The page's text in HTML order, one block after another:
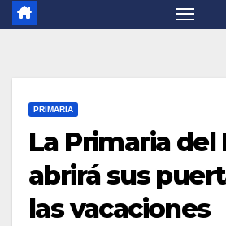
PRIMARIA
La Primaria del
abrirá sus
las vacaciones